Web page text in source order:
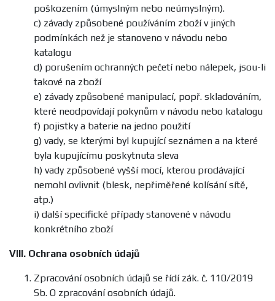
poškozením (úmyslným nebo neúmyslným).
c) závady způsobené používáním zboží v jiných
podmínkách než je stanoveno v návodu nebo
katalogu
d) porušením ochranných pečetí nebo nálepek, jsou-li
takové na zboží
e) závady způsobené manipulací, popř. skladováním,
které neodpovídají pokynům v návodu nebo katalogu
f) pojistky a baterie na jedno použití
g) vady, se kterými byl kupující seznámen a na které
byla kupujícímu poskytnuta sleva
h) vady způsobené vyšší mocí, kterou prodávající
nemohl ovlivnit (blesk, nepřiměřené kolísání sítě,
atp.)
i) další specifické případy stanovené v návodu
konkrétního zboží
VIII. Ochrana osobních údajů
Zpracování osobních údajů se řídí zák. č. 110/2019
Sb. O zpracování osobních údajů.